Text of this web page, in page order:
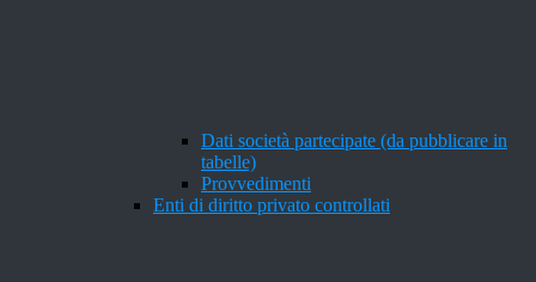
Dati società partecipate (da pubblicare in
tabelle)
Provvedimenti
Enti di diritto privato controllati